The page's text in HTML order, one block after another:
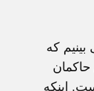
که
حاکمان
اینکه